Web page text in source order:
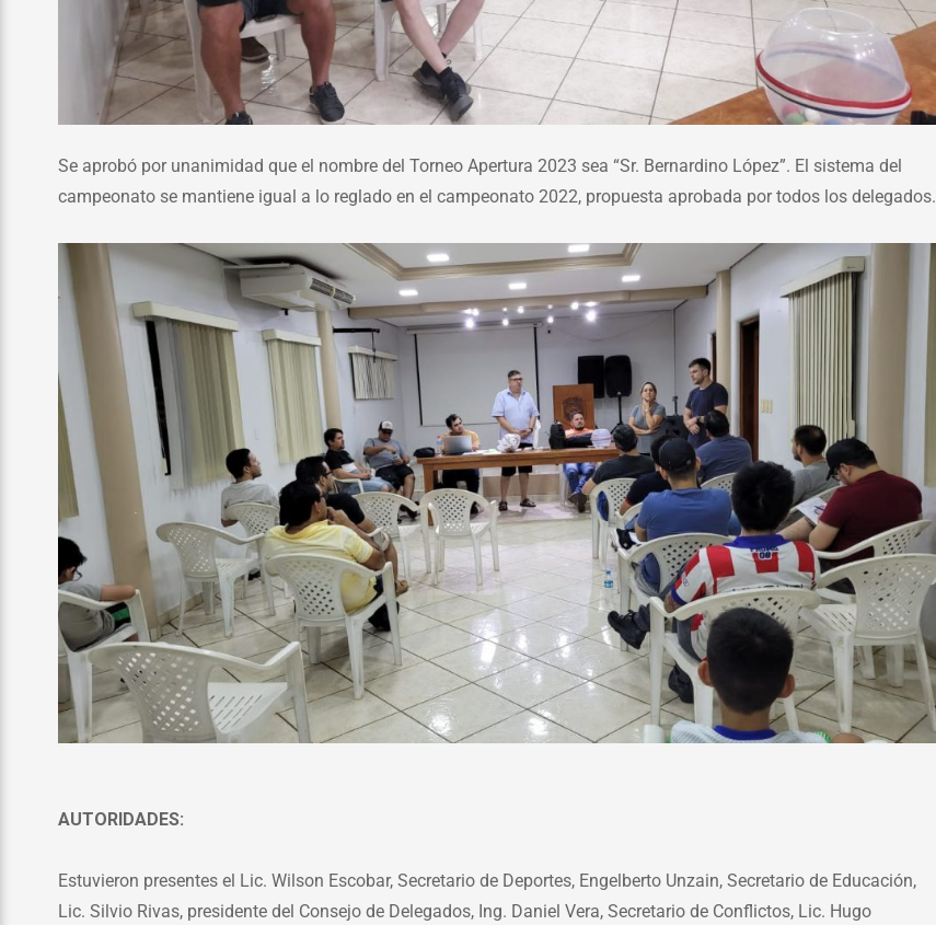
Se aprobó por unanimidad que el nombre del Torneo Apertura 2023 sea “Sr. Bernardino López”. El sistema del
campeonato se mantiene igual a lo reglado en el campeonato 2022, propuesta aprobada por todos los delegados.
AUTORIDADES:
Estuvieron presentes el Lic. Wilson Escobar, Secretario de Deportes, Engelberto Unzain, Secretario de Educación,
Lic. Silvio Rivas, presidente del Consejo de Delegados, Ing. Daniel Vera, Secretario de Conflictos, Lic. Hugo